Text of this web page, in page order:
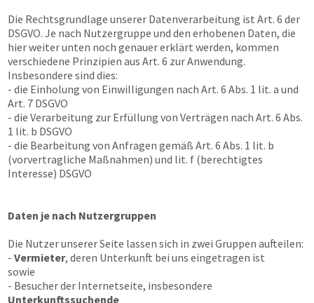
Die Rechtsgrundlage unserer Datenverarbeitung ist Art. 6 der
DSGVO. Je nach Nutzergruppe und den erhobenen Daten, die
hier weiter unten noch genauer erklärt werden, kommen
verschiedene Prinzipien aus Art. 6 zur Anwendung.
Insbesondere sind dies:
- die Einholung von Einwilligungen nach Art. 6 Abs. 1 lit. a und
Art. 7 DSGVO
- die Verarbeitung zur Erfüllung von Verträgen nach Art. 6 Abs.
1 lit. b DSGVO
- die Bearbeitung von Anfragen gemäß Art. 6 Abs. 1 lit. b
(vorvertragliche Maßnahmen) und lit. f (berechtigtes
Interesse) DSGVO
Daten je nach Nutzergruppen
Die Nutzer unserer Seite lassen sich in zwei Gruppen aufteilen:
- Vermieter, deren Unterkunft bei uns eingetragen ist
sowie
- Besucher der Internetseite, insbesondere
Unterkunftssuchende